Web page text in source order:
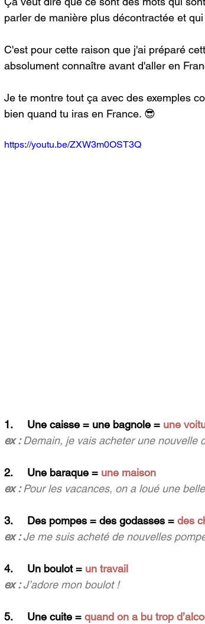
parler de manière plus décontractée et
C'est pour cette raison que j'ai préparé
absolument connaître avant d'aller en
Je te montre tout ça avec des exemples
bien quand tu iras en France. 😎
https://youtu.be/ZXW3m0OST3Q
1.     Une caisse = une bagnole = une
ex : Demain, je vais acheter une nouvelle
2.     Une baraque = une maison
ex : Pour les vacances, on a loué une
3.     Des pompes = des godasses = des
ex : Je me suis acheté de nouvelles
4.     Un boulot = un travail
ex : J’adore mon boulot !
5.     Une cuite = quand on a bu trop